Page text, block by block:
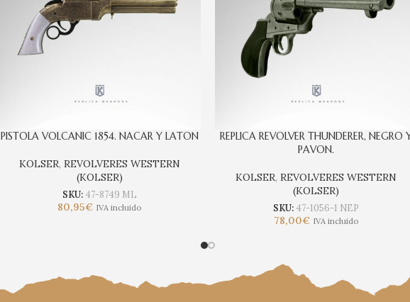
PISTOLA VOLCANIC 1854. NACAR Y LATON
KOLSER, REVOLVERES WESTERN
(KOLSER)
SKU: 47-8749 ML
80,95€ IVA incluido
REPLICA REVOLVER THUNDERER, NEGRO
PAVON.
KOLSER,REVOLVERES WESTERN
(KOLSER)
SKU: 47-1056-1 NEP
78,00€ IVA incluido